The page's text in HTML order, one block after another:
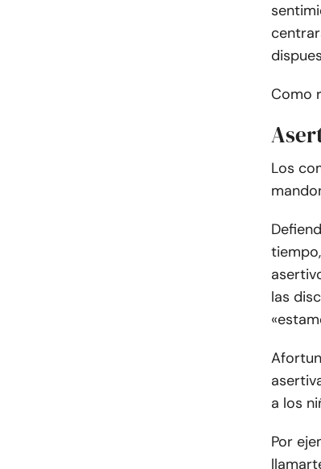
Como
Los
las
a los
Por